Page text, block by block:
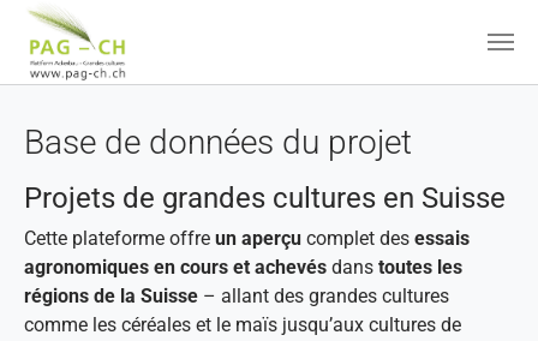
Base de données du projet
Projets de grandes cultures en Suisse
Cette plateforme offre un aperçu complet des essais
agronomiques en cours et achevés dans toutes les
régions de la Suisse – allant des grandes cultures
comme les céréales et le maïs jusqu’aux cultures de